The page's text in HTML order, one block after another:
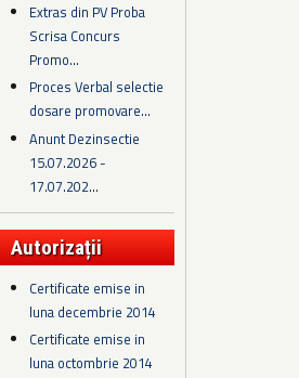
Extras din PV Proba
Scrisa Concurs
Promo...
Proces Verbal selectie
dosare promovare...
Anunt Dezinsectie
15.07.2026 -
17.07.202...
Autorizații
Certificate emise in
luna decembrie 2014
Certificate emise in
luna octombrie 2014